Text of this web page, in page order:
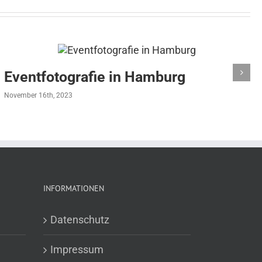
Eventfotografie in Hamburg
November 16th, 2023
INFORMATIONEN
Datenschutz
Impressum